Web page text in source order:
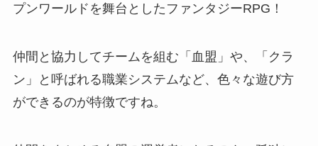
プンワールドを舞台としたファンタジーRPG！
仲間と協力してチームを組む「血盟」や、「クラ
ン」と呼ばれる職業システムなど、色々な遊び方
ができるのが特徴ですね。